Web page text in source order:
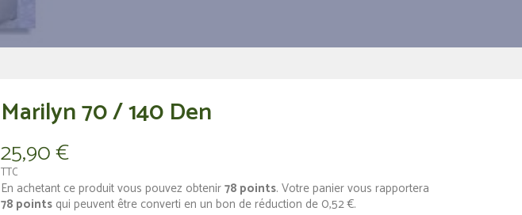
Marilyn 70 / 140 Den
25,90 €
TTC
En achetant ce produit vous pouvez obtenir78 points. Votre panier vous rapportera
78 points qui peuvent être converti en un bon de réduction de 0,52 €.